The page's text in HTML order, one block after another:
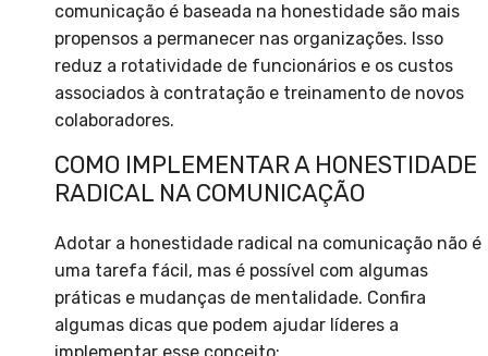
comunicação é baseada na honestidade são mais
propensos a permanecer nas organizações. Isso
reduz a rotatividade de funcionários e os custos
associados à contratação e treinamento de novos
colaboradores.
COMO IMPLEMENTAR A HONESTIDADE
RADICAL NA COMUNICAÇÃO
Adotar a honestidade radical na comunicação não é
uma tarefa fácil, mas é possível com algumas
práticas e mudanças de mentalidade. Confira
algumas dicas que podem ajudar líderes a